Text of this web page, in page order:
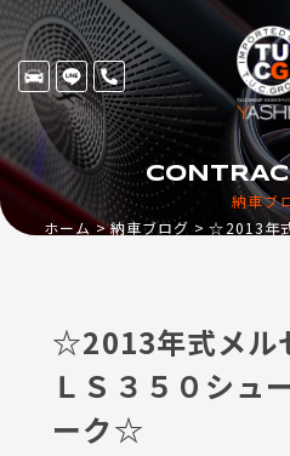
納車ブ
ホーム 納車ブログ
☆2013年式メル
ＬＳ３５０シュ
ーク☆